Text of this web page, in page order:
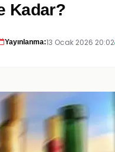
Kadar?
Yayınlanma:13 Ocak 2026 20:02